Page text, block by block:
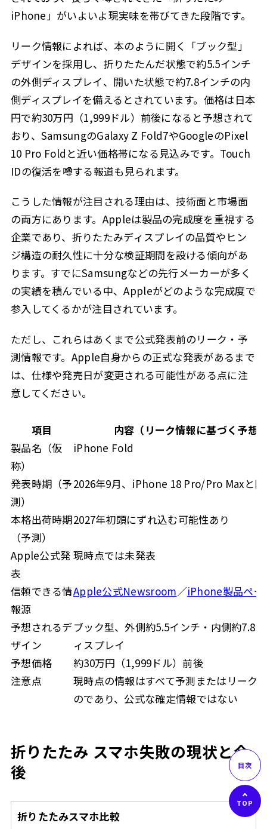
iPhone」がいよいよ現実味を帯びてきた段階です。
リーク情報によれば、本のように開く「ブック型」
デザインを採用し、折りたたんだ状態で約5.5インチ
の外側ディスプレイ、開いた状態で約7.8インチの内
側ディスプレイを備えるとされています。価格は日本
円で約30万円（1,999ドル）前後になると予想されて
おり、SamsungのGalaxy Z Fold7やGoogleのPixel
10 Pro Foldと近い価格帯になる見込みです。Touch
IDの復活を噂する報道も見られます。
こうした情報が注目される理由は、技術面と市場面
の両方にあります。Appleは製品の完成度を重視する
企業であり、折りたたみディスプレイの品質やヒン
ジ構造の耐久性に十分な検証期間を設ける傾向があ
ります。すでにSamsungなどの先行メーカーが多く
の実績を積んでいる中、Appleがどのような完成度で
参入してくるかが注目されています。
ただし、これらはあくまで公式発表前のリーク・予
測情報です。Apple自身からの正式な発表があるまで
は、仕様や発売日が変更される可能性がある点に注
意してください。
項目
内容（リーク情報に基づく予想
製品名（仮
称）
iPhone Fold
発表時期（予
測）
2026年9月、iPhone 18 Pro/Pro Maxと
本格出荷時期
（予測）
2027年初頭にずれ込む可能性あり
Apple公式発
表
現時点では未発表
信頼できる情
報源
Apple公式Newsroom／iPhone製品ペー
予想されるデ
ザイン
ブック型、外側約5.5インチ・内側約7.8
ィスプレイ
予想価格
約30万円（1,999ドル）前後
注意点
現時点の情報はすべて予測またはリーク
のであり、公式な確定情報ではない
折りたたみ スマホ失敗の現状と今
後
折りたたみスマホ比較